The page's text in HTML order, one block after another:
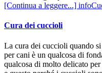
[Continua a leggere...]
Cura dei cuccioli
La cura dei cuccioli quando
per cani è un qualcosa di
qualcosa di molto delicato